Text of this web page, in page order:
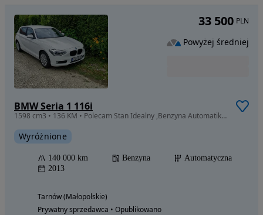
BMW Seria 1 116i
1598 cm3 • 136 KM • Polecam Stan Idealny ,Benzyna Automatik Xenon.
Wyróżnione
140 000 km Benzyna
Automatyczna
2013
Tarnów (Małopolskie)
Prywatny sprzedawca • Opublikowano
33 500 PLN
Powyżej średniej